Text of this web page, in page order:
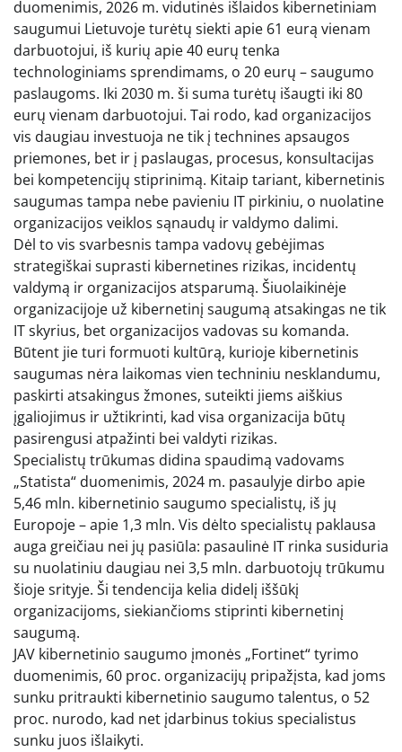
duomenimis, 2026 m. vidutinės išlaidos kibernetiniam
saugumui Lietuvoje turėtų siekti apie 61 eurą vienam
darbuotojui, iš kurių apie 40 eurų tenka
technologiniams sprendimams, o 20 eurų – saugumo
paslaugoms. Iki 2030 m. ši suma turėtų išaugti iki 80
eurų vienam darbuotojui. Tai rodo, kad organizacijos
vis daugiau investuoja ne tik į technines apsaugos
priemones, bet ir į paslaugas, procesus, konsultacijas
bei kompetencijų stiprinimą. Kitaip tariant, kibernetinis
saugumas tampa nebe pavieniu IT pirkiniu, o nuolatine
organizacijos veiklos sąnaudų ir valdymo dalimi.
Dėl to vis svarbesnis tampa vadovų gebėjimas
strategiškai suprasti kibernetines rizikas, incidentų
valdymą ir organizacijos atsparumą. Šiuolaikinėje
organizacijoje už kibernetinį saugumą atsakingas ne tik
IT skyrius, bet organizacijos vadovas su komanda.
Būtent jie turi formuoti kultūrą, kurioje kibernetinis
saugumas nėra laikomas vien techniniu nesklandumu,
paskirti atsakingus žmones, suteikti jiems aiškius
įgaliojimus ir užtikrinti, kad visa organizacija būtų
pasirengusi atpažinti bei valdyti rizikas.
Specialistų trūkumas didina spaudimą vadovams
„Statista“ duomenimis, 2024 m. pasaulyje dirbo apie
5,46 mln. kibernetinio saugumo specialistų, iš jų
Europoje – apie 1,3 mln. Vis dėlto specialistų paklausa
auga greičiau nei jų pasiūla: pasaulinė IT rinka susiduria
su nuolatiniu daugiau nei 3,5 mln. darbuotojų trūkumu
šioje srityje. Ši tendencija kelia didelį iššūkį
organizacijoms, siekiančioms stiprinti kibernetinį
saugumą.
JAV kibernetinio saugumo įmonės „Fortinet“ tyrimo
duomenimis, 60 proc. organizacijų pripažįsta, kad joms
sunku pritraukti kibernetinio saugumo talentus, o 52
proc. nurodo, kad net įdarbinus tokius specialistus
sunku juos išlaikyti.